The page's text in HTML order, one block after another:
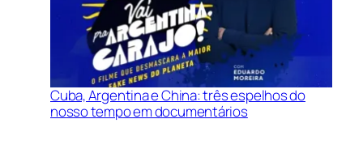
Cuba, Argentina e China: três espelhos do
nosso tempo em documentários